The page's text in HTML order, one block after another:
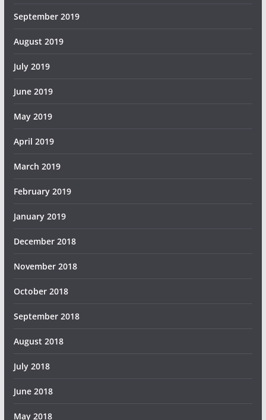
September 2019
August 2019
July 2019
June 2019
May 2019
April 2019
March 2019
February 2019
January 2019
December 2018
November 2018
October 2018
September 2018
August 2018
July 2018
June 2018
May 2018